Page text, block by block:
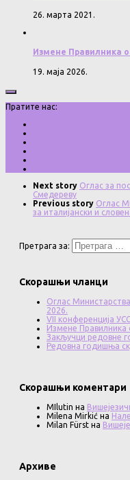
26. марта 2021.
Измене Правилника
19. маја 2026.
Пратите нас:
Next story Оглас за
Смедереву
Previous story Оглас
за италијански и
Претрага за:
Скорашњи чланци
Оглас
2026.
VII конференција
Измене Правилника
Закључци редовне
Редовна годишња
Скорашњи коментари
MIlutin на
Milena Mirkić на
Milan Fürst на
Архиве